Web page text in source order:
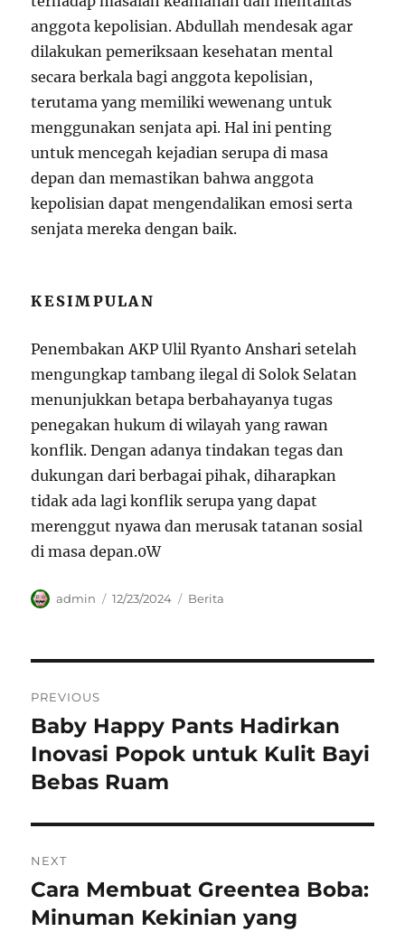
anggota kepolisian. Abdullah mendesak agar
dilakukan pemeriksaan kesehatan mental
secara berkala bagi anggota kepolisian,
terutama yang memiliki wewenang untuk
menggunakan senjata api. Hal ini penting
untuk mencegah kejadian serupa di masa
depan dan memastikan bahwa anggota
kepolisian dapat mengendalikan emosi serta
senjata mereka dengan baik.
KESIMPULAN
Penembakan AKP Ulil Ryanto Anshari setelah
mengungkap tambang ilegal di Solok Selatan
menunjukkan betapa berbahayanya tugas
penegakan hukum di wilayah yang rawan
konflik. Dengan adanya tindakan tegas dan
dukungan dari berbagai pihak, diharapkan
tidak ada lagi konflik serupa yang dapat
merenggut nyawa dan merusak tatanan sosial
di masa depan.0W
Author
admin
Posted
12/23/2024 Categories
Berita
pos
PREVIOUS
Previous
post:
Baby Happy Pants Hadirkan
Inovasi Popok untuk Kulit Bayi
Bebas Ruam
NEXT
Next
post:
Cara Membuat Greentea Boba:
Minuman Kekinian yang